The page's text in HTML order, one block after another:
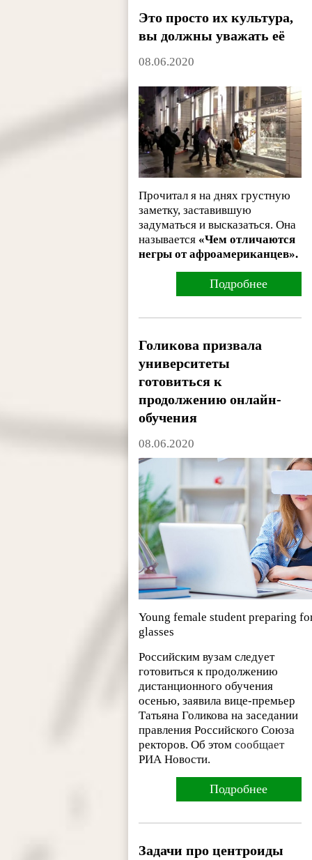
Это просто их культура,
вы должны уважать её
08.06.2020
Прочитал я на днях грустную
заметку, заставившую
задуматься и высказаться. Она
называется «Чем отличаются
негры от афроамериканцев».
Подробнее
Голикова призвала
университеты
готовиться к
продолжению онлайн-
обучения
08.06.2020
Young female student preparing
glasses
Российским вузам следует
готовиться к продолжению
дистанционного обучения
осенью, заявила вице-премьер
Татьяна Голикова на заседании
правления Российского Союза
ректоров. Об этомсообщает
РИА Новости.
Подробнее
Задачи про центроиды